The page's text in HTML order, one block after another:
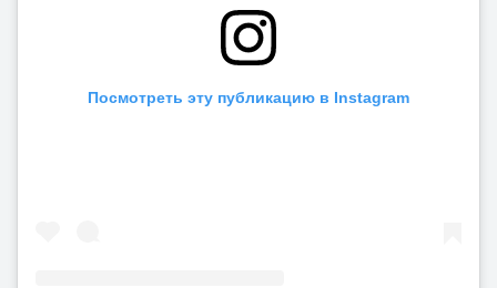
Посмотреть эту публикацию в Instagram